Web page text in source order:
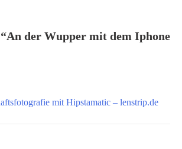
An der Wupper mit dem Iphone
mit Hipstamatic – lenstrip.de